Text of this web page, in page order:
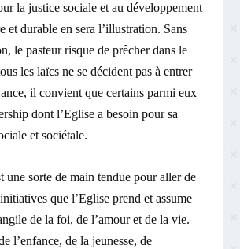
la justice sociale et au développement
et durable en sera l’illustration. Sans
le pasteur risque de prêcher dans le
les laïcs ne se décident pas à entrer
il convient que certains parmi eux
dont l’Eglise a besoin pour sa
et sociétale.
une sorte de main tendue pour aller de
que l’Eglise prend et assume
de la foi, de l’amour et de la vie.
l’enfance, de la jeunesse, de